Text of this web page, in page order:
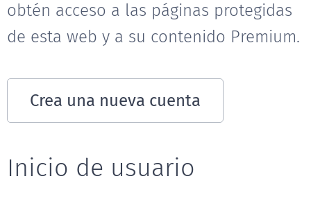
obtén acceso a las páginas protegidas
de esta web y a su contenido Premium.
Crea una nueva cuenta
Inicio de usuario